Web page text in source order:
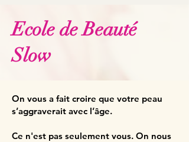
Ecole de Beauté
Slow
On vous a fait croire que votre peau
s’aggraverait avec l’âge.
Ce n'est pas seulement vous. On nous